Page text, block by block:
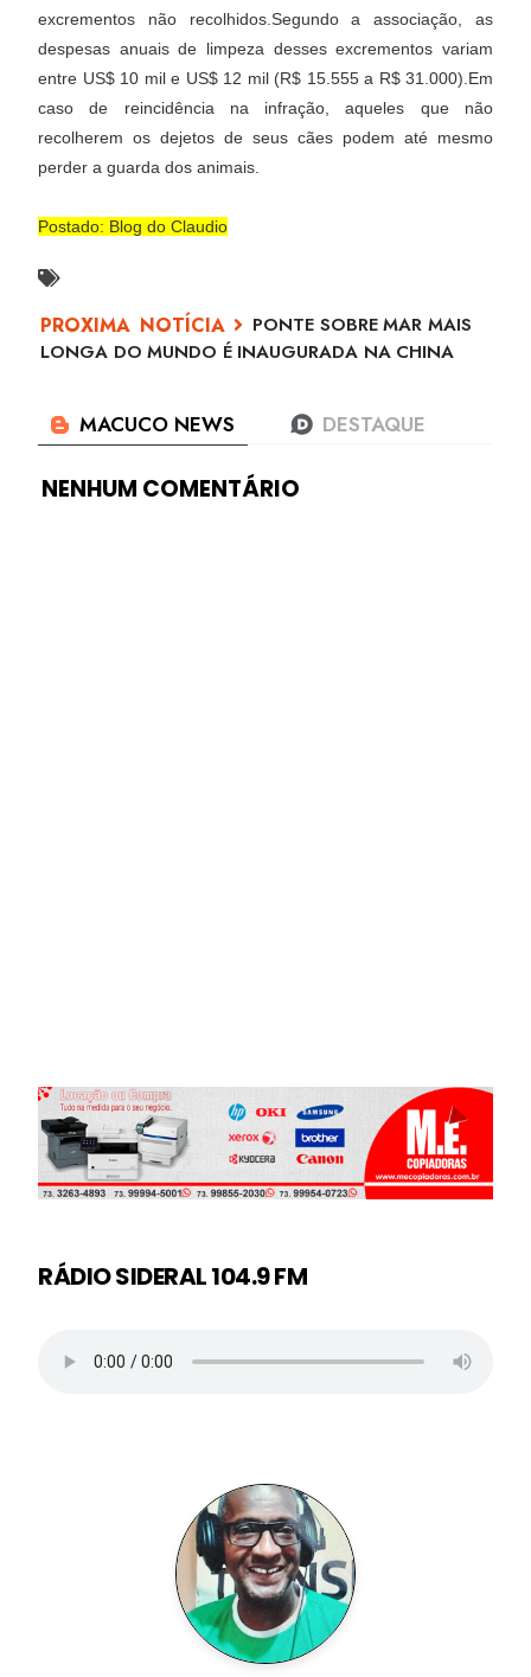
excrementos não recolhidos.Segundo a associação, as
despesas anuais de limpeza desses excrementos variam
entre US$ 10 mil e US$ 12 mil (R$ 15.555 a R$ 31.000).Em
caso de reincidência na infração, aqueles que não
recolherem os dejetos de seus cães podem até mesmo
perder a guarda dos animais.
Postado: Blog do Claudio
PONTE SOBRE MAR MAIS
LONGA DO MUNDO É INAUGURADA NA CHINA
NENHUM COMENTÁRIO
RÁDIO SIDERAL 104.9 FM